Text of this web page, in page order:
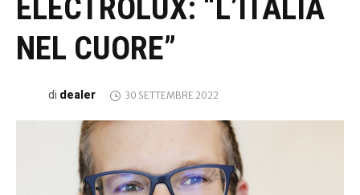
ELECTROLUX: “L’ITALIA
NEL CUORE”
di dealer 30 SETTEMBRE 2022